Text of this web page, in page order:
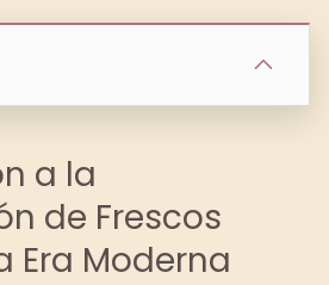
a la
de Frescos
Era Moderna